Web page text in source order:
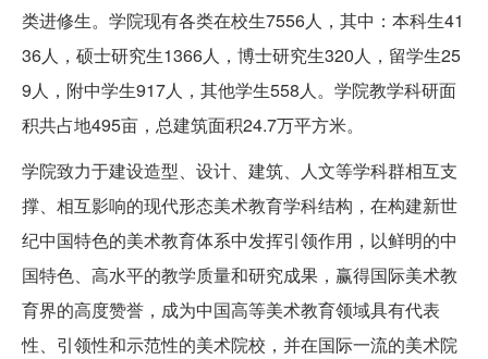
类进修生。学院现有各类在校生7556人，其中：本科生41
36人，硕士研究生1366人，博士研究生320人，留学生25
9人，附中学生917人，其他学生558人。学院教学科研面
积共占地495亩，总建筑面积24.7万平方米。
学院致力于建设造型、设计、建筑、人文等学科群相互支
撑、相互影响的现代形态美术教育学科结构，在构建新世
纪中国特色的美术教育体系中发挥引领作用，以鲜明的中
国特色、高水平的教学质量和研究成果，赢得国际美术教
育界的高度赞誉，成为中国高等美术教育领域具有代表
性、引领性和示范性的美术院校，并在国际一流的美术院